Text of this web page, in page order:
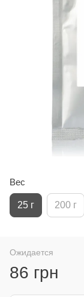
Вес
25 г 200 г
Ожидается
86 грн